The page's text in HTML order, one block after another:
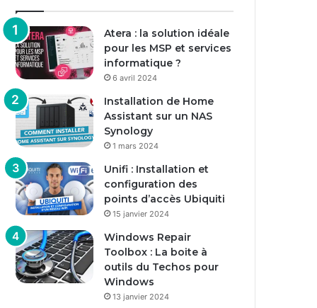
Atera : la solution idéale
pour les MSP et services
informatique ?
6 avril 2024
Installation de Home
Assistant sur un NAS
Synology
1 mars 2024
Unifi : Installation et
configuration des
points d’accès Ubiquiti
15 janvier 2024
Windows Repair
Toolbox : La boite à
outils du Techos pour
Windows
13 janvier 2024